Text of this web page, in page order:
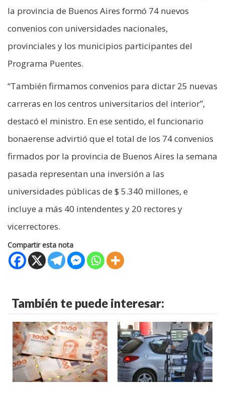
la provincia de Buenos Aires formó 74 nuevos
convenios con universidades nacionales,
provinciales y los municipios participantes del
Programa Puentes.
“También firmamos convenios para dictar 25 nuevas
carreras en los centros universitarios del interior”,
destacó el ministro. En ese sentido, el funcionario
bonaerense advirtió que el total de los 74 convenios
firmados por la provincia de Buenos Aires la semana
pasada representan una inversión a las
universidades públicas de $ 5.340 millones, e
incluye a más 40 intendentes y 20 rectores y
vicerrectores.
Compartir esta nota
También te puede interesar: